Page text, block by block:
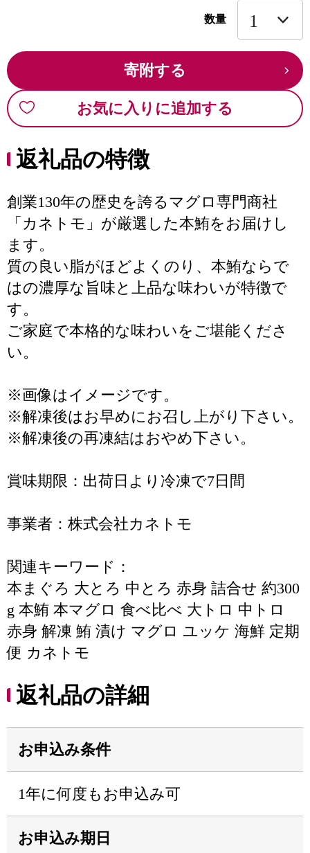
数量
寄附する
お気に入りに追加する
返礼品の特徴
創業130年の歴史を誇るマグロ専門商社
「カネトモ」が厳選した本鮪をお届けし
ます。
質の良い脂がほどよくのり、本鮪ならで
はの濃厚な旨味と上品な味わいが特徴で
す。
ご家庭で本格的な味わいをご堪能くださ
い。
※画像はイメージです。
※解凍後はお早めにお召し上がり下さい。
※解凍後の再凍結はおやめ下さい。
賞味期限：出荷日より冷凍で7日間
事業者：株式会社カネトモ
関連キーワード：
本まぐろ 大とろ 中とろ 赤身 詰合せ 約300
g 本鮪 本マグロ 食べ比べ 大トロ 中トロ
赤身 解凍 鮪 漬け マグロ ユッケ 海鮮 定期
便 カネトモ
返礼品の詳細
お申込み条件
1年に何度もお申込み可
お申込み期日